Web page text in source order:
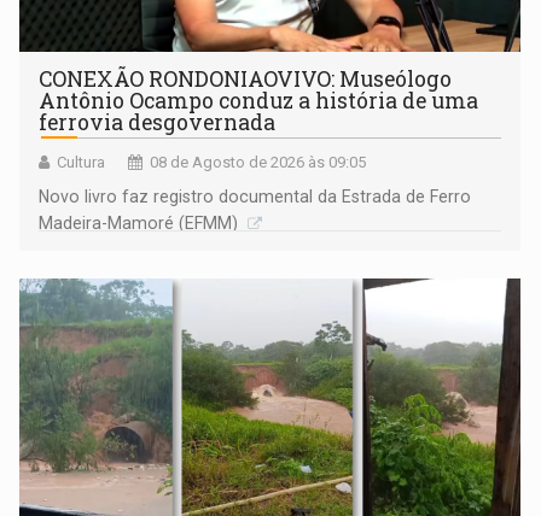
CONEXÃO RONDONIAOVIVO: Museólogo
Antônio Ocampo conduz a história de uma
ferrovia desgovernada
Cultura 08 de Agosto de 2026 às 09:05
Novo livro faz registro documental da Estrada de Ferro
Madeira-Mamoré (EFMM)